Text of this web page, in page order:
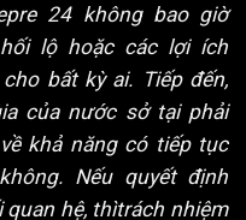
24 không bao giờ
lộ hoặc các lợi ích
bất kỳ ai. Tiếp đến,
của nước sở tại phải
khả năng có tiếp tục
Nếu quyết định
hệ, thìtrách nhiệm